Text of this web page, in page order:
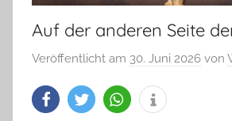
Auf der anderen Seite
Veröffentlicht am 30. Juni 2026 von